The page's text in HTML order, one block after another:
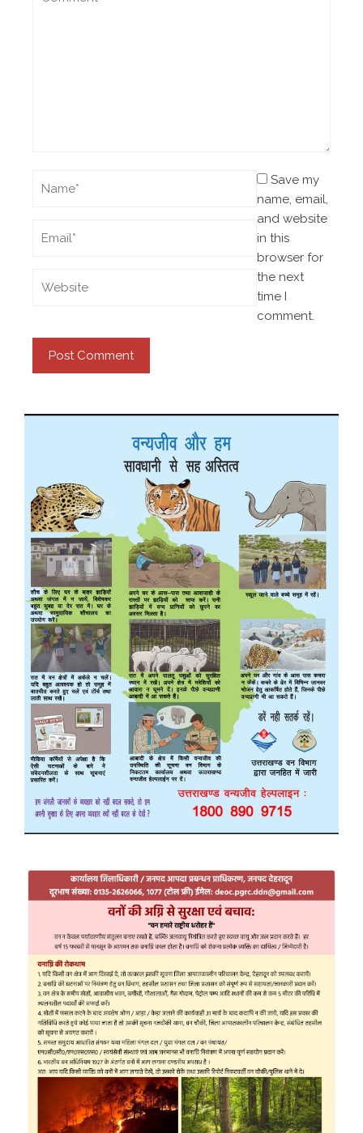
Save my
name, email,
and website
in this
browser for
the next
time I
comment.